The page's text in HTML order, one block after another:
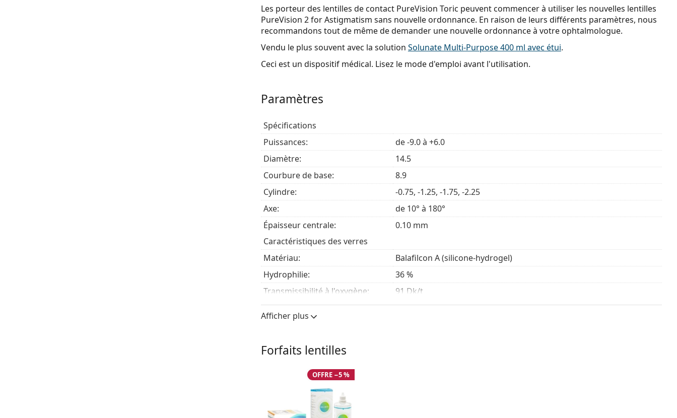
Les porteur des lentilles de contact PureVision Toric peuvent commencer à utiliser les nouvelles lentilles
PureVision 2 for Astigmatism sans nouvelle ordonnance. En raison de leurs différents paramètres, nous
recommandons tout de même de demander une nouvelle ordonnance à votre ophtalmologue.
Vendu le plus souvent avec la solution Solunate Multi-Purpose 400 ml avec étui.
Ceci est un dispositif médical. Lisez le mode d'emploi avant l'utilisation.
Paramètres
Spécifications
Puissances:
de -9.0 à +6.0
Diamètre:
14.5
Courbure de base:
8.9
Cylindre:
-0.75, -1.25, -1.75, -2.25
Axe:
de 10° à 180°
Épaisseur centrale:
0.10 mm
Caractéristiques des verres
Matériau:
Balafilcon A (silicone-hydrogel)
Hydrophilie:
36 %
Transmissibilité à l'oxygène:
91 Dk/t
Filtre UV:
Non
En silicone hydrogel:
Expiration:
Teinte de manipulation:
Afficher plus
Forfaits lentilles
OFFRE −5 %